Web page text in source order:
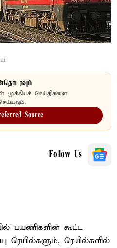
முக்கியச் செய்திகளை
Source
Follow Us
பயணிகளின் கூட்ட
ரெயில்களும், ரெயில்களில்